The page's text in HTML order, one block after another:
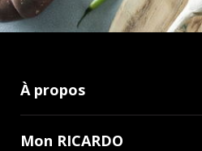
À propos
Mon RICARDO